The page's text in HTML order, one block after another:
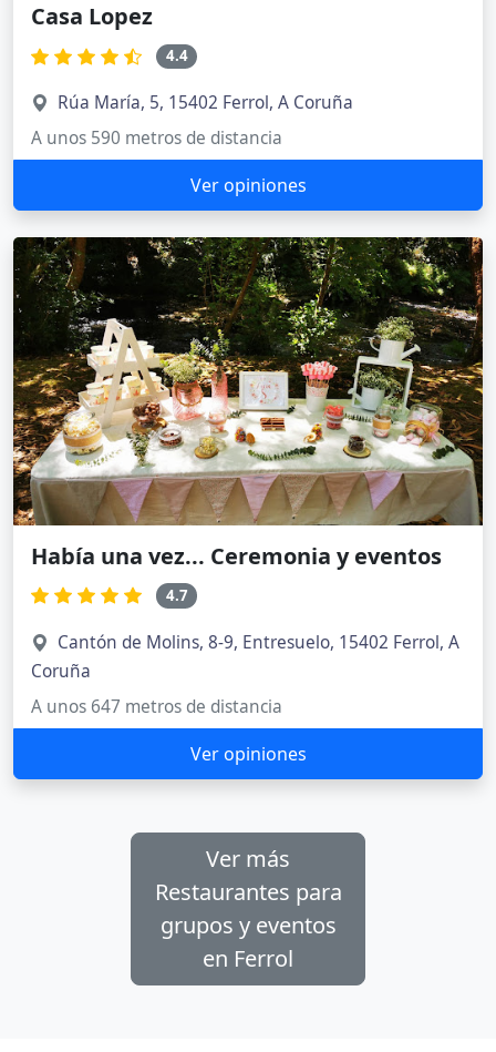
Casa Lopez
4.4
Rúa María, 5, 15402 Ferrol, A Coruña
A unos 590 metros de distancia
Ver opiniones
Había una vez... Ceremonia y eventos
4.7
Cantón de Molins, 8-9, Entresuelo, 15402 Ferrol, A
Coruña
A unos 647 metros de distancia
Ver opiniones
Ver más
Restaurantes para
grupos y eventos
en Ferrol